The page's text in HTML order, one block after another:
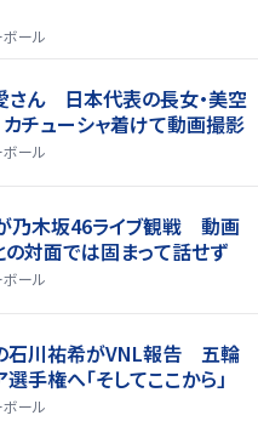
ボール
さん 日本代表の長女・美空
チューシャ着けて動画撮影
ボール
が乃木坂46ライブ観戦 動画
対面では固まって話せず
ボール
石川祐希がVNL報告 五輪
手権へ「そしてここから」
ボール